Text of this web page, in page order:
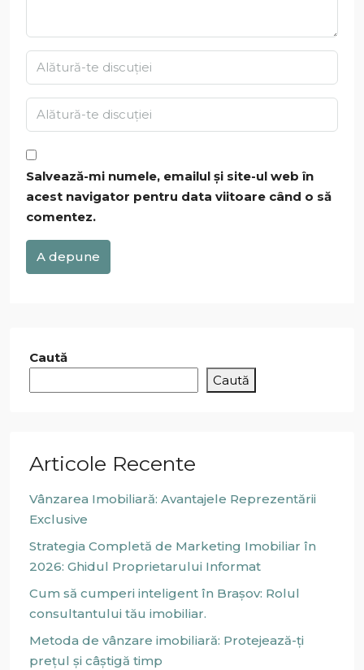
Salvează-mi numele, emailul și site-ul web în
acest navigator pentru data viitoare când o să
comentez.
A depune
Caută
Caută
Articole Recente
Vânzarea Imobiliară: Avantajele Reprezentării
Exclusive
Strategia Completă de Marketing Imobiliar în
2026: Ghidul Proprietarului Informat
Cum să cumperi inteligent în Brașov: Rolul
consultantului tău imobiliar.
Metoda de vânzare imobiliară: Protejează-ți
prețul și câștigă timp